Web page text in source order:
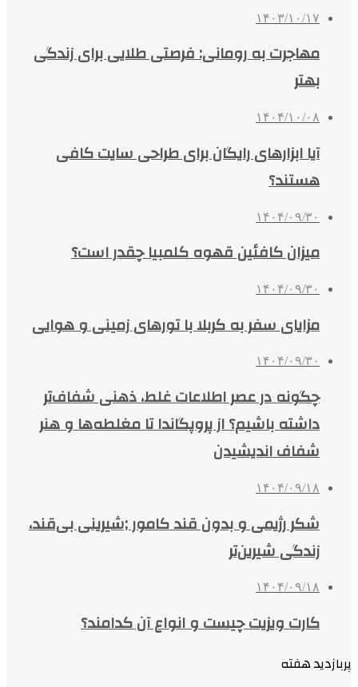
۱۴۰۳/۱۰/۱۷
مهاجرت به رومانی: فرصتی طلایی برای زندگی
بهتر
۱۴۰۴/۱۰/۰۸
آیا ابزارهای رایگان برای طراحی سایت کافی
هستند؟
۱۴۰۴/۰۹/۳۰
میزان کافئین قهوه کلمبیا چقدر است؟
۱۴۰۴/۰۹/۳۰
مزایای سفر به کربلا با تورهای زمینی و هوایی
۱۴۰۴/۰۹/۳۰
چگونه در عصر اطلاعات غلط، ذهنی شفاف‌تر
داشته باشیم؟ از پروپگاندا تا مغلطه‌ها و هنر
شفاف اندیشیدن
۱۴۰۴/۰۹/۱۸
شکر رژیمی و بدون قند کامور ;شیرینی بی‌قند،
زندگی شیرین‌تر
۱۴۰۴/۰۹/۱۸
کارت ویزیت چیست و انواع آن کدامند؟
پربازدید هفته